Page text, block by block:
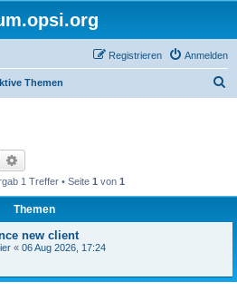
Anmelden
Registrieren
Themen
Suche
1 Treffer • Seite 1 von 1
Themen
new client
« 06 Aug 2026, 17:24